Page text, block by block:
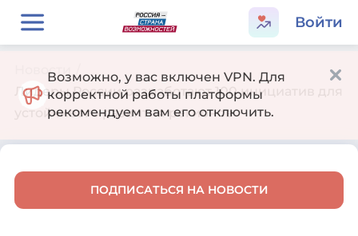
Войти
Новости
Лидеры России разработают 100 инициатив для
устойчивого развития регионов
ПОДПИСАТЬСЯ НА НОВОСТИ
Возможно, у вас включен VPN. Для
корректной работы платформы
рекомендуем вам его отключить.